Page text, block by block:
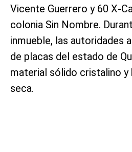
Vicente Guerrero y 60 X-
colonia Sin Nombre.
inmueble, las autoridades
de placas del estado de
material sólido cristalino y
seca.